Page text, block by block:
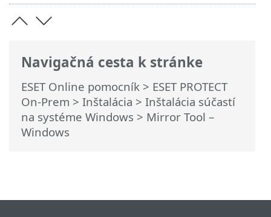
Navigačná cesta k stránke
ESET Online pomocník > ESET PROTECT
On-Prem > Inštalácia > Inštalácia súčastí
na systéme Windows > Mirror Tool –
Windows